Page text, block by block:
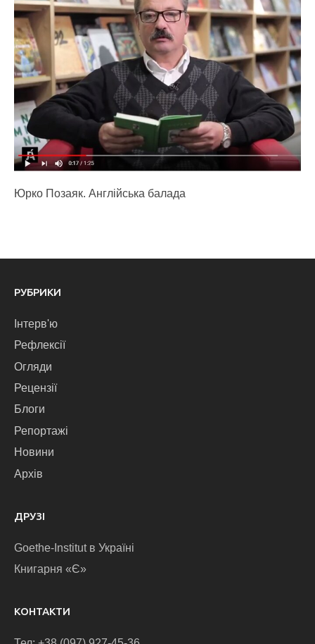
Юрко Позаяк. Англійська балада
РУБРИКИ
Інтерв'ю
Рефлексії
Огляди
Рецензії
Блоги
Репортажі
Новини
Архів
ДРУЗІ
Goethe-Institut в Україні
Книгарня «Є»
КОНТАКТИ